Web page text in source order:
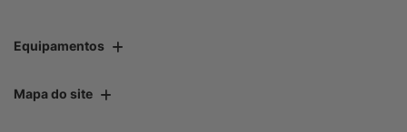
Equipamentos
Mapa do site